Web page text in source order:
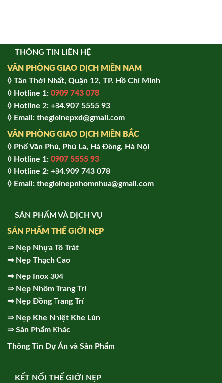
THÔNG TIN LIÊN HỆ
VĂN PHÒNG GIAO DỊCH MIỀN NAM
◊ Tân Thới Nhất, Quận 12, TP. Hồ Chí Minh
◊ Hotline 1: 0909 743 078
◊ Hotline 2: +84.907 5555 93
◊ Email: thegioinepxd@gmail.com
VĂN PHÒNG GIAO DỊCH MIỀN BẮC
◊ Phố Văn Phú, Phú La, Hà Đông, Hà Nội
◊ Hotline 1: 0907 5555 93
◊ Hot line 2: +84.909 743 078
◊ Email: thegioinepnhomnhua@gmail.com
SẢN PHẨM VÀ DỊCH VỤ
SẢN PHẨM THẾ GIỚI NẸP
⇒ Nẹp Nhựa Tô Trát
⇒ Nẹp Thạch Cao
⇒ Nẹp Inox 304
⇒ Nẹp Nhôm Trang Trí
⇒ Nẹp Đồng Trang Trí
⇒ Nẹp Khe Nhiệt Khe Lún
⇒Sản Phẩm Khác
Thông Tin Dự Án và Sản Phẩm
KẾT NỐI THẾ GIỚI NẸP